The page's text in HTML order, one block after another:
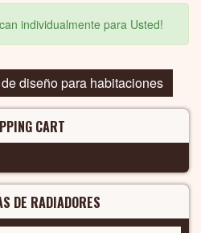
individualmente para Usted!
diseño para habitaciones
CART
DE RADIADORES